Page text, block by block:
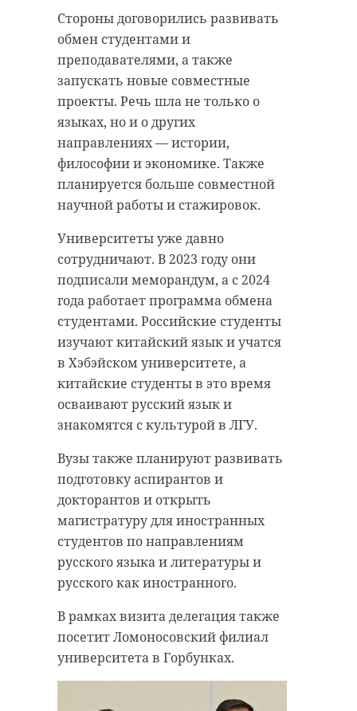
Стороны договорились развивать
обмен студентами и
преподавателями, а также
запускать новые совместные
проекты. Речь шла не только о
языках, но и о других
направлениях — истории,
философии и экономике. Также
планируется больше совместной
научной работы и стажировок.
Университеты уже давно
сотрудничают. В 2023 году они
подписали меморандум, а с 2024
года работает программа обмена
студентами. Российские студенты
изучают китайский язык и учатся
в Хэбэйском университете, а
китайские студенты в это время
осваивают русский язык и
знакомятся с культурой в ЛГУ.
Вузы также планируют развивать
подготовку аспирантов и
докторантов и открыть
магистратуру для иностранных
студентов по направлениям
русского языка и литературы и
русского как иностранного.
В рамках визита делегация также
посетит Ломоносовский филиал
университета в Горбунках.